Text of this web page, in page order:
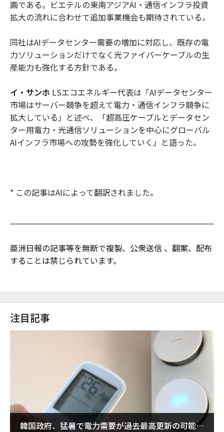
画である。ビエテルの東南アジアAI・通信インフラ投資
拡大の流れに合わせて追加事業機会も期待されている。
同社はAIデータセンター需要の増加に対応し、既存の電
力ソリューションだけでなく光ファイバーケーブルの生
産能力も強化する方針である。
イ・サンホ LSエコエネルギー代表は「AIデータセンター
市場はサーバー競争を超えて電力・通信インフラ競争に
拡大している」と述べ、「超高圧ケーブルとデータセン
ター用電力・光通信ソリューションを中心にグローバル
AIインフラ市場への攻勢を強化していく」と語った。
* この記事はAIによって翻訳されました。
亜洲日報の記事等を無断で複製、公衆送信 、翻案、配布
することは禁じられています。
注目記事
韓国政府、猛暑で電力需要が過去最高更新の可能性